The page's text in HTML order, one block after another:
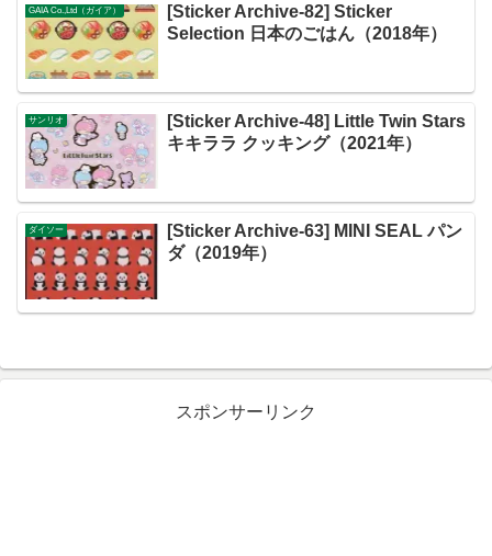
GAIA Co.,Ltd（ガイア）
[Sticker Archive-82] Sticker
Selection 日本のごはん（2018年）
サンリオ
[Sticker Archive-48] Little Twin Stars
キキララ クッキング（2021年）
ダイソー
[Sticker Archive-63] MINI SEAL パン
ダ（2019年）
スポンサーリンク